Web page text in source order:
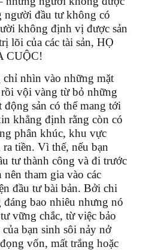
người đầu tư không có
không định vị được sản
lõi của các tài sản, HỌ
CUỘC!
nhìn vào những mặt
vội vàng từ bỏ những
sản có thể mang tới
khẳng định rằng còn có
phân khúc, khu vực
tiền. Vì thế, nếu bạn
tư thành công và đi trước
tham gia vào các
đầu tư bài bản. Bởi chi
bao nhiêu nhưng nó
vững chắc, từ việc bảo
bạn sinh sôi nảy nở
vốn, mất trắng hoặc